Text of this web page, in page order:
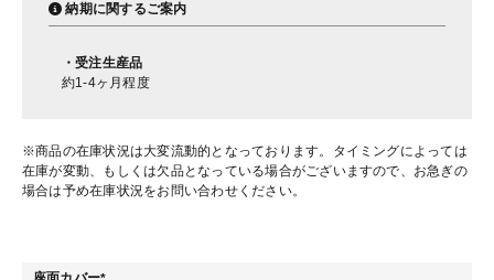
納期に関するご案内
・受注生産品
約1-4ヶ月程度
※商品の在庫状況は大変流動的となっております。タイミングによっては
在庫が変動、もしくは欠品となっている場合がございますので、お急ぎの
場合は予め在庫状況をお問い合わせください。